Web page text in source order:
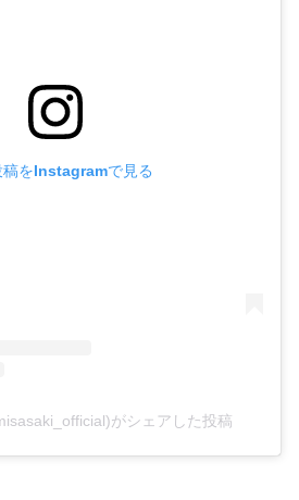
稿をInstagramで見る
がシェアした投稿